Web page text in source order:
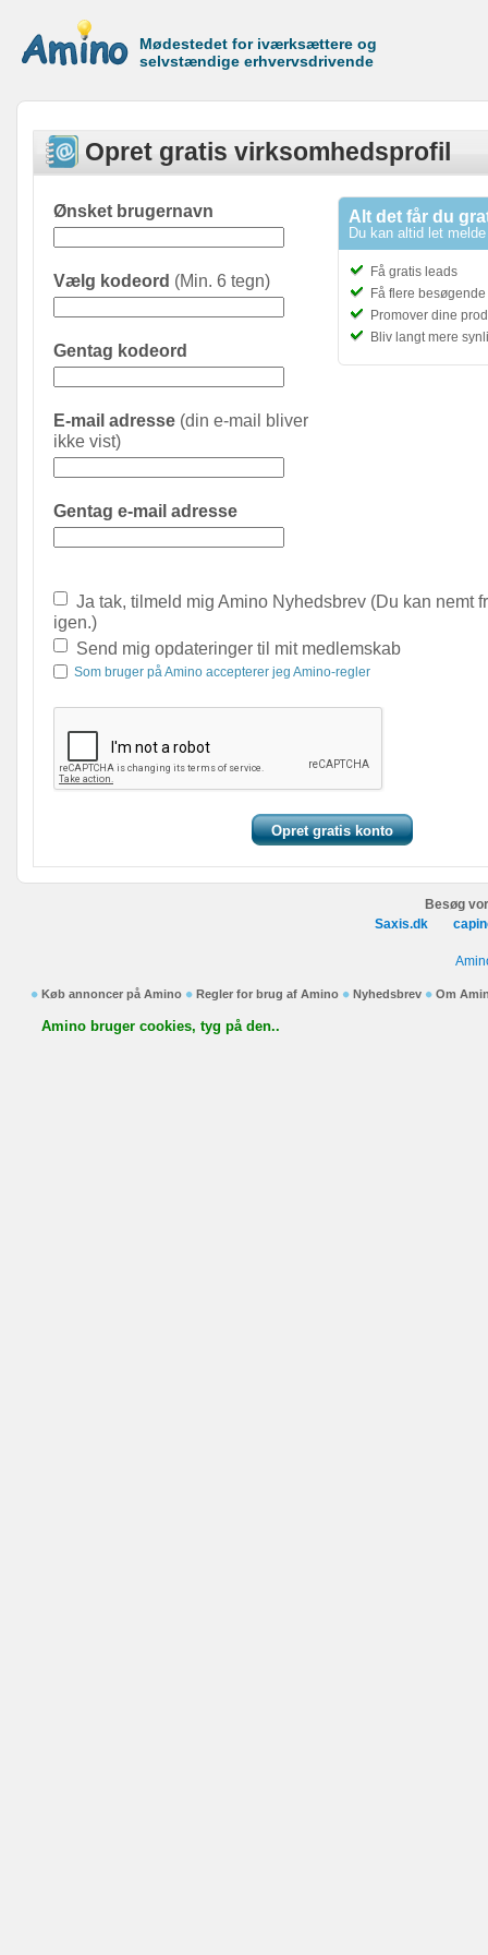
Mødestedet for iværksættere og
selvstændige erhvervsdrivende
Opret gratis virksomhedsprofil
Alt det får du
Du kan altid let
Få gratis leads
Få flere
Promover dine
Bliv langt mere
Ønsket brugernavn
Vælg kodeord (Min. 6 tegn)
Gentag kodeord
E-mail adresse (din e-mail bliver
ikke vist)
Gentag e-mail adresse
Ja tak, tilmeld mig Amino Nyhedsbrev (Du kan nemt
igen.)
Send mig opdateringer til mit medlemskab
Som bruger på Amino accepterer jeg Amino-regler
Besøg
Saxis.dk
Køb annoncer på Amino Regler for brug af Amino Nyhedsbrev Om
Amino bruger cookies, tyg på den..